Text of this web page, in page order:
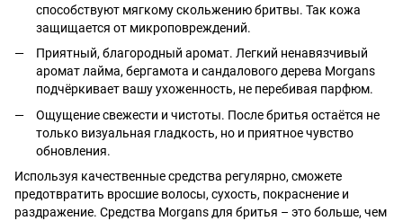
способствуют мягкому скольжению бритвы. Так кожа
защищается от микроповреждений.
Приятный, благородный аромат. Легкий ненавязчивый
аромат лайма, бергамота и сандалового дерева Morgans
подчёркивает вашу ухоженность, не перебивая парфюм.
Ощущение свежести и чистоты. После бритья остаётся не
только визуальная гладкость, но и приятное чувство
обновления.
Используя качественные средства регулярно, сможете
предотвратить вросшие волосы, сухость, покраснение и
раздражение. Средства Morgans для бритья – это больше, чем